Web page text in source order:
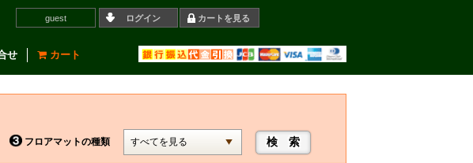
guest ログイン カートを見る
せ カート
フロアマットの種類